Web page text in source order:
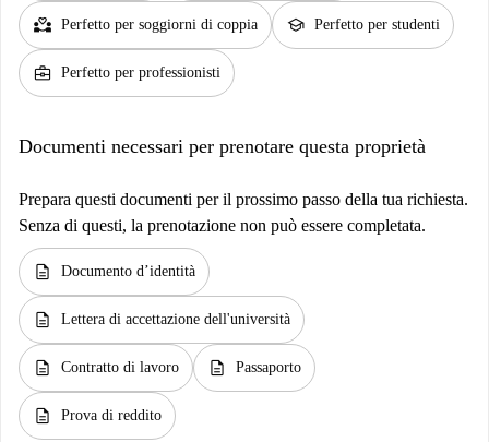
partner_heart Perfetto per soggiorni di coppia school Perfetto per studenti
business_center Perfetto per professionisti
Documenti necessari per prenotare questa proprietà
Prepara questi documenti per il prossimo passo della tua richiesta.
Senza di questi, la prenotazione non può essere completata.
description Documento d’identità
description Lettera di accettazione dell'università
description Contratto di lavoro description Passaporto
description Prova di reddito